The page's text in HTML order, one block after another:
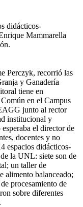
didácticos-
Mammarella
Perczyk, recorrió las
y Ganadería
tiene en
en el Campus
junto al rector
institucional y
el director de
docentes y no
espacios didácticos-
la UNL: siete son de
un taller de
alimento balanceado;
procesamiento de
sobre diferentes